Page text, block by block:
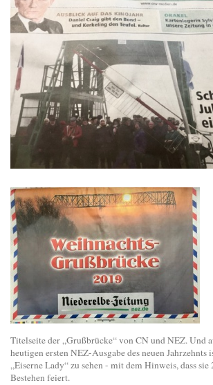
Titelseite der „Grußbrücke“ von CN und NEZ. Und
heutigen ersten NEZ-Ausgabe des neuen Jahrzehnts
„Eiserne Lady“ zu sehen - mit dem Hinweis, dass
Bestehen feiert.